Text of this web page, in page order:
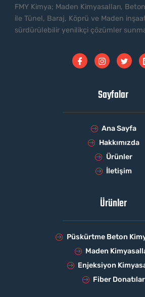
FMY Kimya; Maden Kimyasalları,
ile Tünel, Baraj, Köprü ve Maden
sürdürülebilir yenilikçi çözümler
Sayfalar
Ana Sayfa
Hakkımızda
Ürünler
İletişim
Ürünler
Püskürtme Beton
Maden
Enjeksiyon
Fiber Donatılar